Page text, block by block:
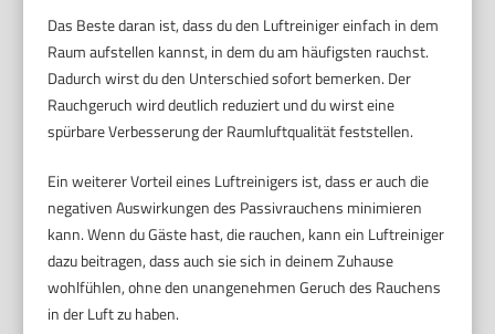
Das Beste daran ist, dass du den Luftreiniger einfach in dem
Raum aufstellen kannst, in dem du am häufigsten rauchst.
Dadurch wirst du den Unterschied sofort bemerken. Der
Rauchgeruch wird deutlich reduziert und du wirst eine
spürbare Verbesserung der Raumluftqualität feststellen.
Ein weiterer Vorteil eines Luftreinigers ist, dass er auch die
negativen Auswirkungen des Passivrauchens minimieren
kann. Wenn du Gäste hast, die rauchen, kann ein Luftreiniger
dazu beitragen, dass auch sie sich in deinem Zuhause
wohlfühlen, ohne den unangenehmen Geruch des Rauchens
in der Luft zu haben.